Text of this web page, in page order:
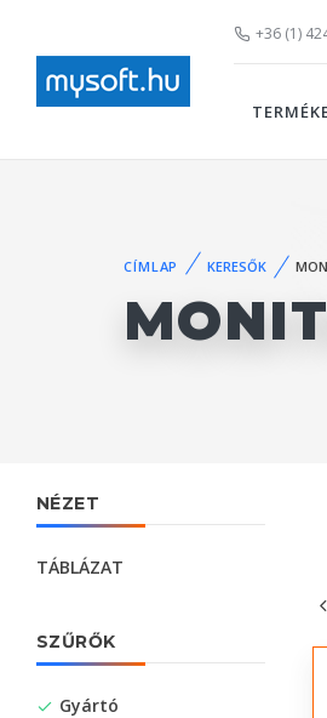
+36 (1)
CÍMLAP KERESŐK
NÉZET
TÁBLÁZAT
SZŰRŐK
Gyártó